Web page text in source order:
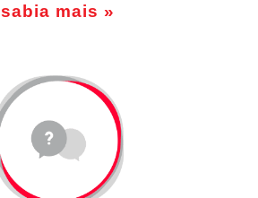
sabia mais »